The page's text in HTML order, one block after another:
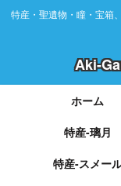
特産・聖遺物・瞳・宝箱
Aki-
ホーム
特産-璃月
特産-スメー